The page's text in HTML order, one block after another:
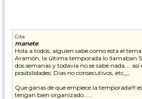
Cita
manete
Hola a todos, alguien sabe como esta el
Aramón, la última temporada lo llamaban
dos semanas y todavía no se sabe nada....
posibilidades; Dias no consecutivos, etc,,,,
Que ganas de que empiece la temporada!!!
tengan bien organizado......